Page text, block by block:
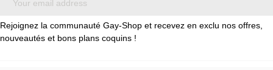
Rejoignez la communauté Gay-Shop et recevez en exclu nos offres,
nouveautés et bons plans coquins !